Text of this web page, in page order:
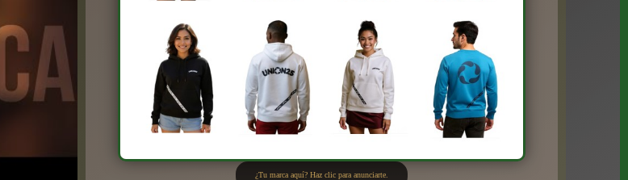
¿Tu marca aquí? Haz clic para anunciarte.